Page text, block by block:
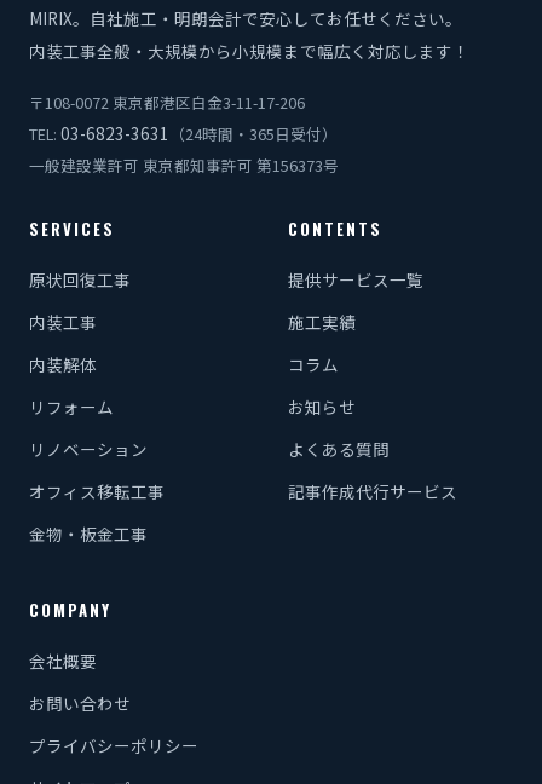
MIRIX。自社施工・明朗会計で安心してお任せください。
内装工事全般・大規模から小規模まで幅広く対応します！
〒108-0072 東京都港区白金3-11-17-206
TEL: 03-6823-3631 （24時間・365日受付）
一般建設業許可 東京都知事許可 第156373号
SERVICES
原状回復工事
内装工事
内装解体
リフォーム
リノベーション
オフィス移転工事
金物・板金工事
CONTENTS
提供サービス一覧
施工実績
コラム
お知らせ
よくある質問
記事作成代行サービス
COMPANY
会社概要
お問い合わせ
プライバシーポリシー